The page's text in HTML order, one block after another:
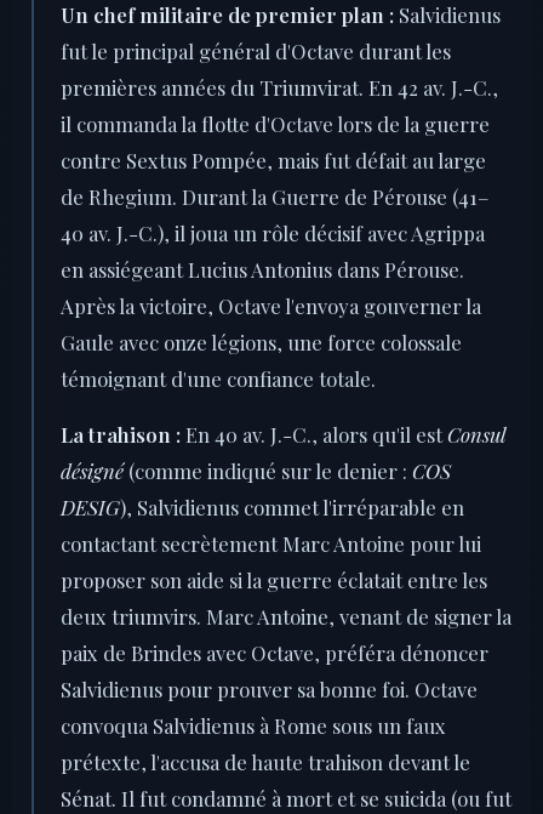
Un chef militaire de premier plan : Salvidienus
fut le principal général d'Octave durant les
premières années du Triumvirat. En 42 av. J.-C.,
il commanda la flotte d'Octave lors de la guerre
contre Sextus Pompée, mais fut défait au large
de Rhegium. Durant la Guerre de Pérouse (41–
40 av. J.-C.), il joua un rôle décisif avec Agrippa
en assiégeant Lucius Antonius dans Pérouse.
Après la victoire, Octave l'envoya gouverner la
Gaule avec onze légions, une force colossale
témoignant d'une confiance totale.
La trahison :En 40 av. J.-C., alors qu'il estConsul
désigné(comme indiqué sur le denier : COS
DESIG), Salvidienus commet l'irréparable en
contactant secrètement Marc Antoine pour lui
proposer son aide si la guerre éclatait entre les
deux triumvirs. Marc Antoine, venant de signer la
paix de Brindes avec Octave, préféra dénoncer
Salvidienus pour prouver sa bonne foi. Octave
convoqua Salvidienus à Rome sous un faux
prétexte, l'accusa de haute trahison devant le
Sénat. Il fut condamné à mort et se suicida (ou fut